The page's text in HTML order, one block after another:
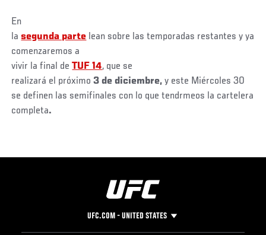
En
lasegunda parte lean sobre las temporadas restantes y ya
comenzaremos a
vivir la final deTUF 14, que se
realizará el próximo3 de diciembre,y este Miércoles 30
se definen las semifinales con lo que tendrmeos la cartelera
completa.
UFC.COM - UNITED STATES